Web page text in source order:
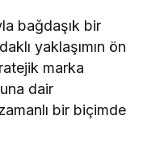
bağdaşık bir
yaklaşımın ön
marka
dair
bir biçimde